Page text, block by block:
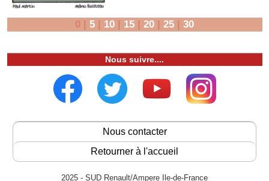
0 | 5 | 10 | 15 | 20 | 25 | 30
Nous suivre....
Nous contacter
Retourner à l'accueil
2025 - SUD Renault/Ampere Ile-de-France